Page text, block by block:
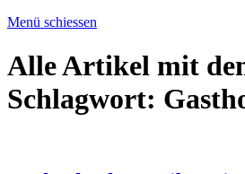
Menü schiessen
Alle Artikel mit
Schlagwort: